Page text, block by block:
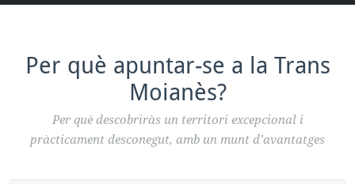
Per què apuntar-se a la Trans
Moianès?
Per què descobriràs un territori excepcional i
pràcticament desconegut, amb un munt d’avantatges